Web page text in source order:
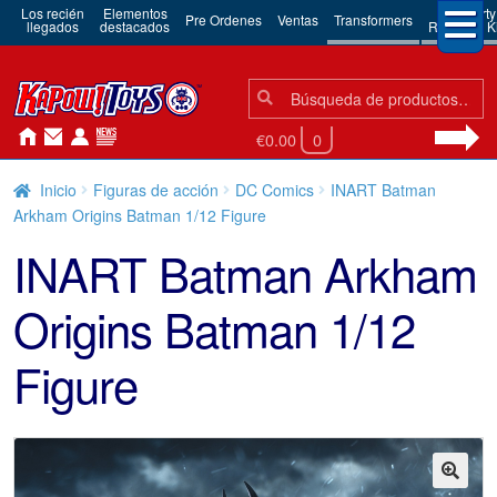
Los recién
llegados
Elementos
destacados Pre Ordenes Ventas Transformers 3rd Party
Robots &
Búsqueda:
Búsqueda
€0.00 0
Inicio Figuras de acción DC Comics
INART Batman
Arkham Origins Batman 1/12 Figure
INART Batman Arkham
Origins Batman 1/12
Figure